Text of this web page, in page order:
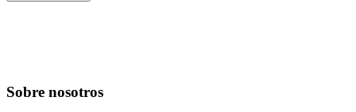
Sobre nosotros